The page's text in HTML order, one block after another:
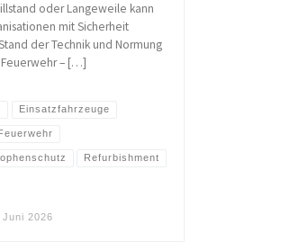
oder Langeweile kann
mit Sicherheit
der Technik und Normung
– […]
Einsatzfahrzeuge
Feuerwehr
Refurbishment
Juni 2026